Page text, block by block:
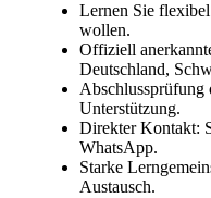
Lernen Sie
wollen.
Offiziell
Deutschland,
Abschlussprüfung
Unterstützung.
Direkter Kontakt:
WhatsApp.
Starke
Austausch.